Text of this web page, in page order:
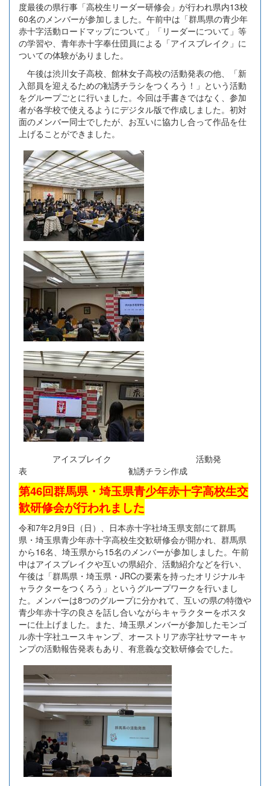
度最後の県行事「高校生リーダー研修会」が行われ県内13校
60名のメンバーが参加しました。午前中は「群馬県の青少年
赤十字活動ロードマップについて」「リーダーについて」等
の学習や、青年赤十字奉仕団員による「アイスブレイク」に
ついての体験がありました。
午後は渋川女子高校、館林女子高校の活動発表の他、「新
入部員を迎えるための勧誘チラシをつくろう！」という活動
をグループごとに行いました。今回は手書きではなく、参加
者が各学校で使えるようにデジタル版で作成しました。初対
面のメンバー同士でしたが、お互いに協力し合って作品を仕
上げることができました。
アイスブレイク 活動発
表 勧誘チラシ作成
第46回群馬県・埼玉県青少年赤十字高校生交
歓研修会が行われました
令和7年2月9日（日）、日本赤十字社埼玉県支部にて群馬
県・埼玉県青少年赤十字高校生交歓研修会が開かれ、群馬県
から16名、埼玉県から15名のメンバーが参加しました。午前
中はアイスブレイクや互いの県紹介、活動紹介などを行い、
午後は「群馬県・埼玉県・JRCの要素を持ったオリジナルキ
ャラクターをつくろう」というグループワークを行いまし
た。メンバーは8つのグループに分かれて、互いの県の特徴や
青少年赤十字の良さを話し合いながらキャラクターをポスタ
ーに仕上げました。また、埼玉県メンバーが参加したモンゴ
ル赤十字社ユースキャンプ、オーストリア赤字社サマーキャ
ンプの活動報告発表もあり、有意義な交歓研修会でした。